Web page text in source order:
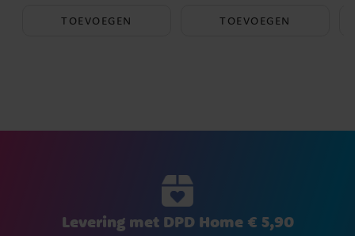
TOEVOEGEN TOEVOEGEN
Levering met DPD Home € 5,90